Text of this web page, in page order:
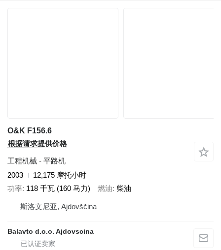
O&K F156.6
根据请求提供价格
工程机械 - 平路机
2003
12,175 摩托小时
功率 118 千瓦 (160 马力) 燃油 柴油
斯洛文尼亚, Ajdovščina
Balavto d.o.o. Ajdovscina